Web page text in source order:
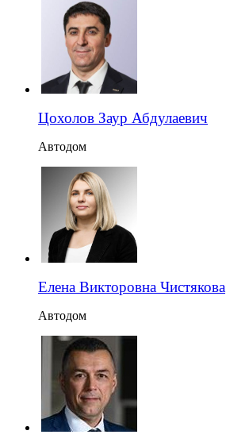
Цохолов Заур Абдулаевич
Автодом
Елена Викторовна Чистякова
Автодом